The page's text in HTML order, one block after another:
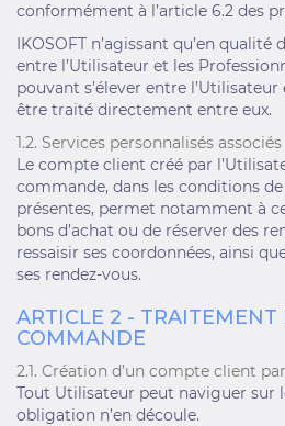
conformément à l’article 6.2 des
IKOSOFT n’agissant qu’en
entre l’Utilisateur et les
pouvant s’élever entre
être traité directement entre eux.
1.2. Services personnalisés associés
Le compte client créé par
commande, dans les conditions de
présentes, permet notamment à
bons d’achat ou de réserver des
ressaisir ses coordonnées, ainsi
ses rendez-vous.
ARTICLE 2 - TRAITEMENT
COMMANDE
2.1. Création d’un compte client
Tout Utilisateur peut naviguer sur
obligation n’en découle.